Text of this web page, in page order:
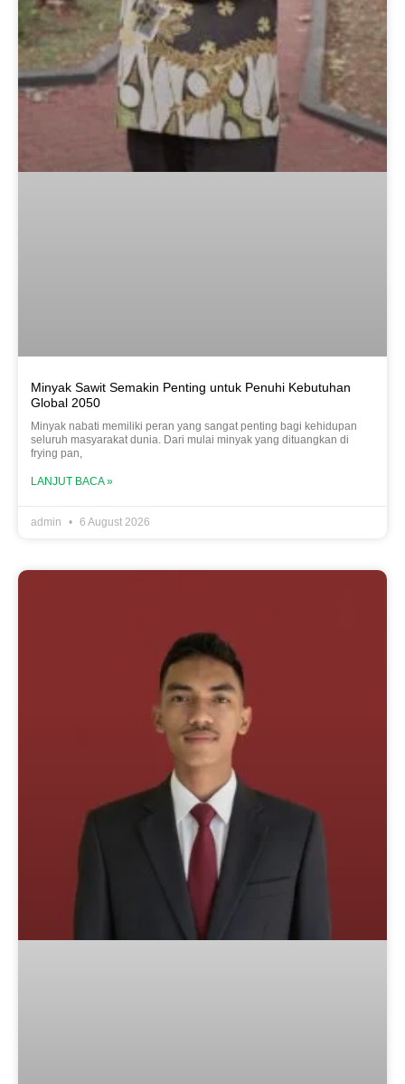
Minyak Sawit Semakin Penting untuk Penuhi Kebutuhan
Global 2050
Minyak nabati memiliki peran yang sangat penting bagi kehidupan
seluruh masyarakat dunia. Dari mulai minyak yang dituangkan di
frying pan,
LANJUT BACA »
admin 6 August 2026